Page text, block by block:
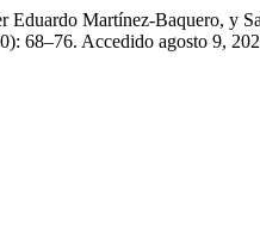
Eduardo Martínez-Baquero, y
68–76. Accedido agosto 9,